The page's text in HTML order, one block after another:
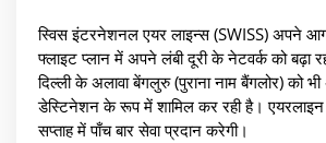
स्विस इंटरनेशनल एयर लाइन्स (SWISS) अपने
फ्लाइट प्लान में अपने लंबी दूरी के नेटवर्क को बढ़ा
दिल्ली के अलावा बेंगलुरु (पुराना नाम बैंगलोर) को भी
डेस्टिनेशन के रूप में शामिल कर रही है।
सप्ताह में पाँच बार सेवा प्रदान करेगी।